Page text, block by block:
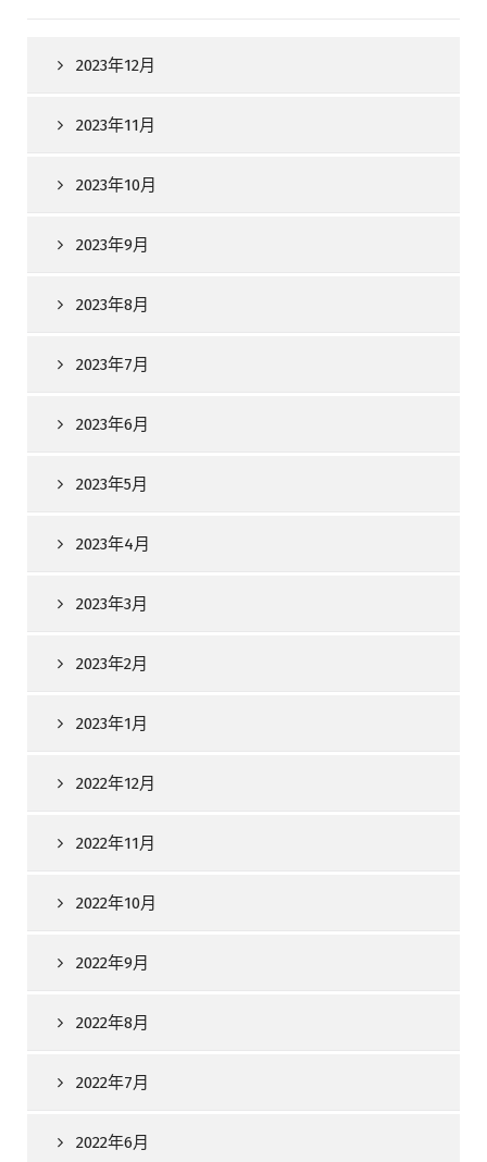
2023年12月
2023年11月
2023年10月
2023年9月
2023年8月
2023年7月
2023年6月
2023年5月
2023年4月
2023年3月
2023年2月
2023年1月
2022年12月
2022年11月
2022年10月
2022年9月
2022年8月
2022年7月
2022年6月